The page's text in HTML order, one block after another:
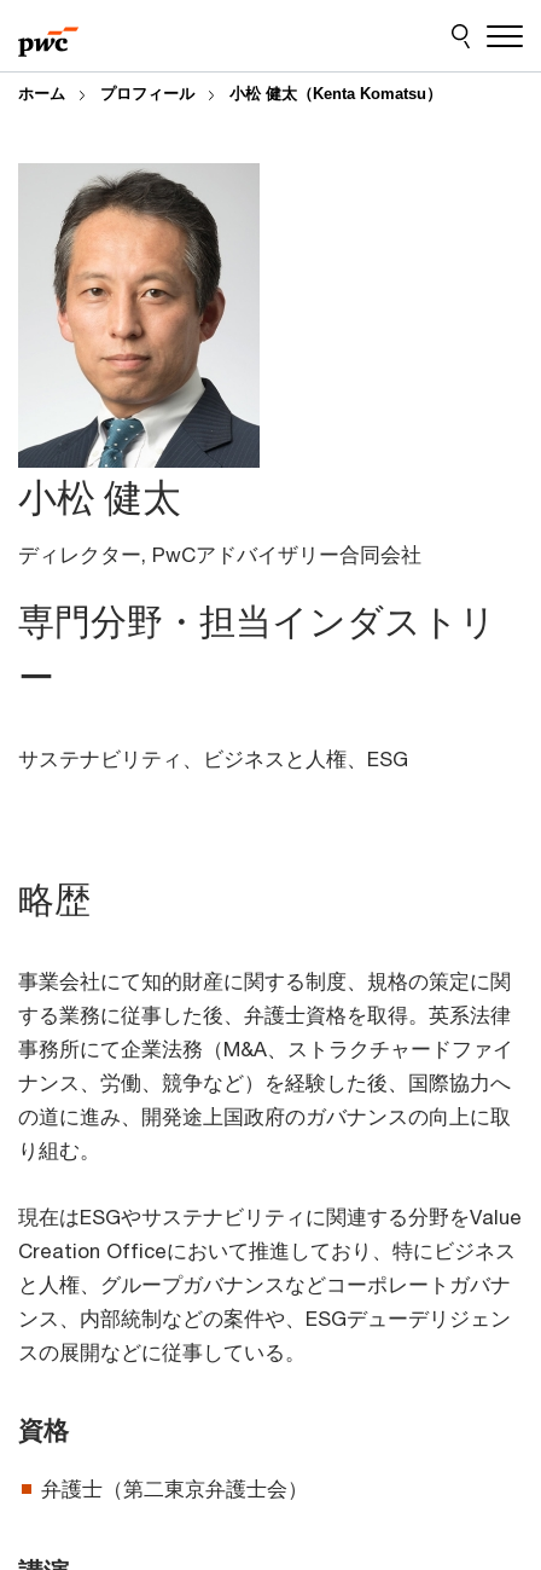
to
content
to
footer
ホーム プロフィール 小松 健太（Kenta Komatsu）
小松 健太
ディレクター, PwCアドバイザリー合同会社
専門分野・担当インダストリ
ー
サステナビリティ、ビジネスと人権、ESG
略歴
事業会社にて知的財産に関する制度、規格の策定に関
する業務に従事した後、弁護士資格を取得。英系法律
事務所にて企業法務（M&A、ストラクチャードファイ
ナンス、労働、競争など）を経験した後、国際協力へ
の道に進み、開発途上国政府のガバナンスの向上に取
り組む。
現在はESGやサステナビリティに関連する分野をValue
Creation Officeにおいて推進しており、特にビジネス
と人権、グループガバナンスなどコーポレートガバナ
ンス、内部統制などの案件や、ESGデューデリジェン
スの展開などに従事している。
資格
弁護士（第二東京弁護士会）